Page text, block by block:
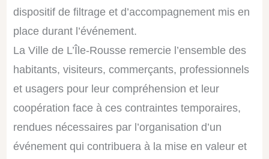
dispositif de filtrage et d’accompagnement mis en
place durant l’événement.
La Ville de L’Île-Rousse remercie l’ensemble des
habitants, visiteurs, commerçants, professionnels
et usagers pour leur compréhension et leur
coopération face à ces contraintes temporaires,
rendues nécessaires par l’organisation d’un
événement qui contribuera à la mise en valeur et